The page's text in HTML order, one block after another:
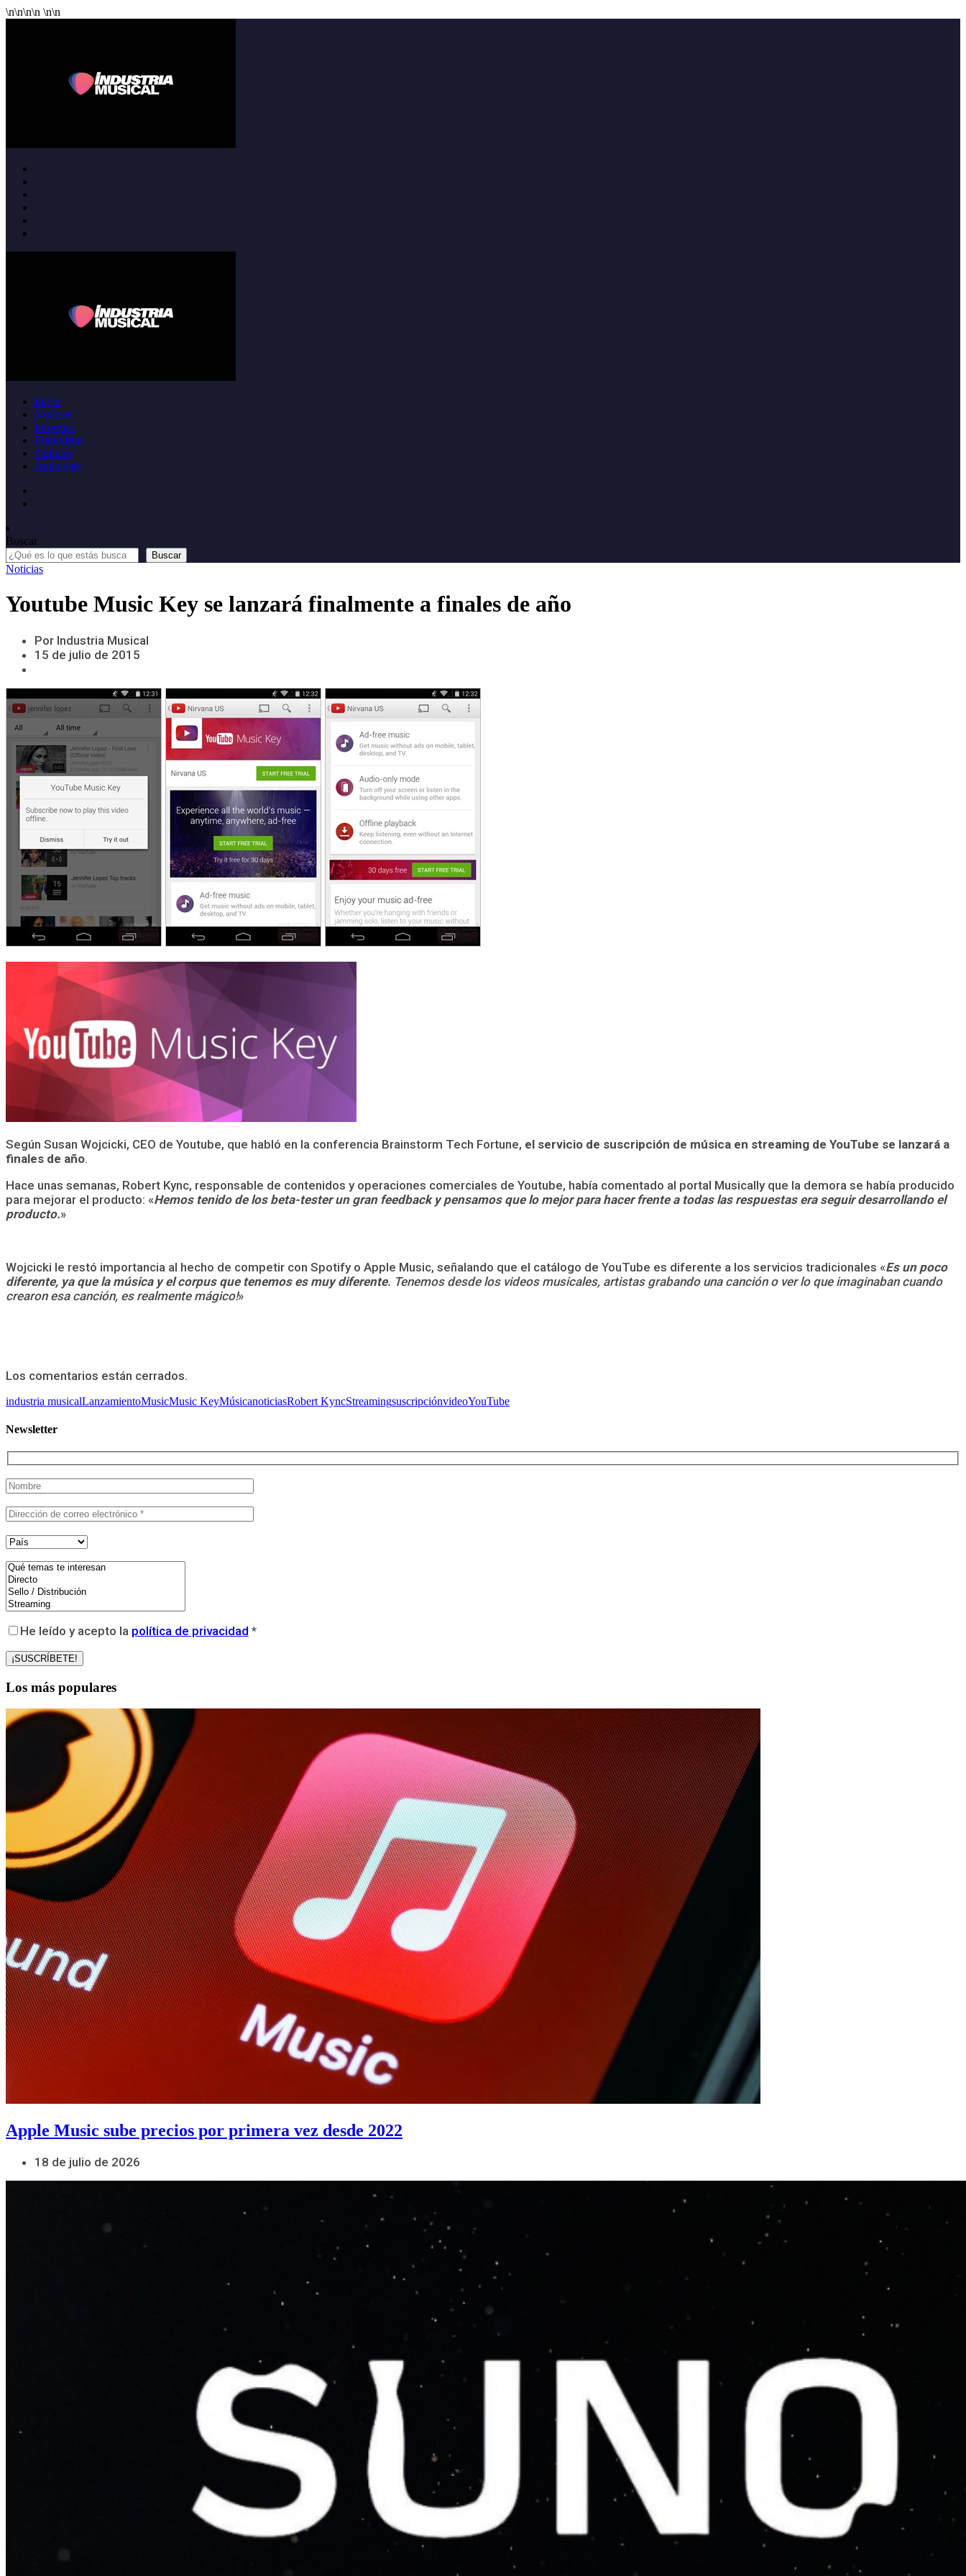
\n\n\n\n \n\n
Inicio
Noticias
Informes
Entrevistas
Opinión
Anúnciate
Buscar
Buscar
Noticias
Youtube Music Key se lanzará finalmente a finales de año
Por Industria Musical
15 de julio de 2015
Según Susan Wojcicki, CEO de Youtube, que habló en la conferencia Brainstorm Tech Fortune, el servicio de suscripción de música en streaming de YouTube se lanzará a
finales de año.
Hace unas semanas, Robert Kync, responsable de contenidos y operaciones comerciales de Youtube, había comentado al portal Musically que la demora se había producido
para mejorar el producto: «Hemos tenido de los beta-tester un gran feedback y pensamos que lo mejor para hacer frente a todas las respuestas era seguir desarrollando el
producto.»
Wojcicki le restó importancia al hecho de competir con Spotify o Apple Music, señalando que el catálogo de YouTube es diferente a los servicios tradicionales «Es un poco
diferente, ya que la música y el corpus que tenemos es muy diferente. Tenemos desde los videos musicales, artistas grabando una canción o ver lo que imaginaban cuando
crearon esa canción, es realmente mágico!»
Los comentarios están cerrados.
industria musicalLanzamientoMusicMusic KeyMúsicanoticiasRobert KyncStreamingsuscripciónvideoYouTube
Newsletter
He leído y acepto la política de privacidad *
Los más populares
Apple Music sube precios por primera vez desde 2022
18 de julio de 2026